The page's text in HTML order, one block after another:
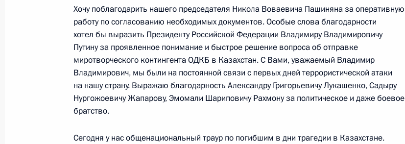
Эрдоганом
2 января 2022 года, 15:50
31 декабря 2021 года, пятница
Новогоднее обращение к гражданам России
31 декабря 2021 года, 23:55
Хочу поблагодарить нашего председателя Никола Воваевича Пашиняна за оперативную
работу по согласованию необходимых документов. Особые слова благодарности
хотел бы выразить Президенту Российской Федерации Владимиру Владимировичу
Путину за проявленное понимание и быстрое решение вопроса об отправке
миротворческого контингента ОДКБ в Казахстан. С Вами, уважаемый Владимир
Владимирович, мы были на постоянной связи с первых дней террористической атаки
на нашу страну. Выражаю благодарность Александру Григорьевичу Лукашенко, Садыру
Нургожоевичу Жапарову, Эмомали Шариповичу Рахмону за политическое и даже боевое
братство.
Сегодня у нас общенациональный траур по погибшим в дни трагедии в Казахстане.